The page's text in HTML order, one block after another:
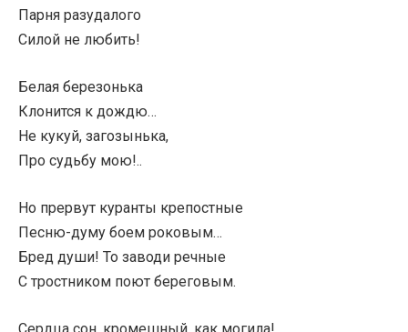
Парня разудалого
Силой не любить!
Белая березонька
Клонится к дождю…
Не кукуй, загозынька,
Про судьбу мою!..
Но прервут куранты крепостные
Песню-думу боем роковым…
Бред души! То заводи речные
С тростником поют береговым.